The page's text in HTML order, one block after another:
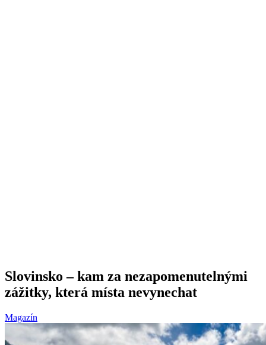
Slovinsko – kam za nezapomenutelnými
zážitky, která místa nevynechat
Magazín